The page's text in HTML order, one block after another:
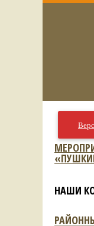
НАШИ